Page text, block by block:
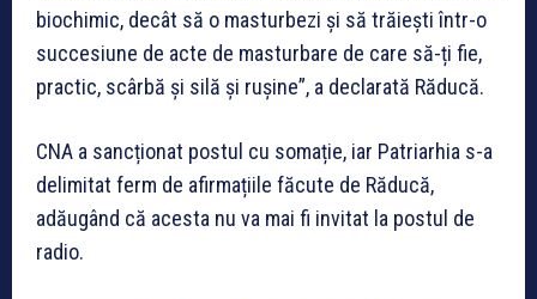
biochimic, decât să o masturbezi și să trăiești într-o
succesiune de acte de masturbare de care să-ți fie,
practic, scârbă și silă și rușine”, a declarată Răducă.
CNA a sancționat postul cu somație, iar Patriarhia s-a
delimitat ferm de afirmațiile făcute de Răducă,
adăugând că acesta nu va mai fi invitat la postul de
radio.